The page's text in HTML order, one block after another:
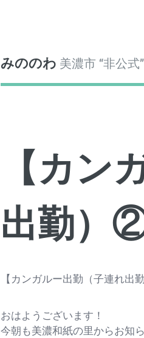
みののわ 美濃市 “非公式
【カン
出勤）②
【カンガルー出勤（子連れ出
おはようございます！
今朝も美濃和紙の里からお知ら